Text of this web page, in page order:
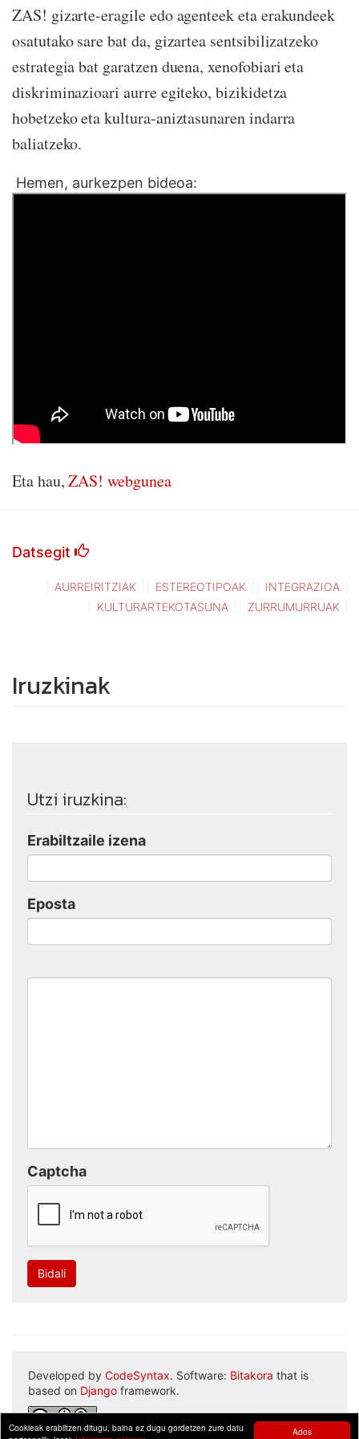
Ados
Cookieak erabiltzen ditugu, baina ez dugu gordetzen zure datu
ZAS! gizarte-eragile edo agenteek eta erakundeek
osatutako sare bat da, gizartea sentsibilizatzeko
estrategia bat garatzen duena, xenofobiari eta
diskriminazioari aurre egiteko, bizikidetza
hobetzeko eta kultura-aniztasunaren indarra
baliatzeko.
Hemen, aurkezpen bideoa:
Eta hau,ZAS! webgunea
Datsegit
AURREIRITZIAK ESTEREOTIPOAK
INTEGRAZIOA
KULTURARTEKOTASUNA
ZURRUMURRUAK
Iruzkinak
Utzi iruzkina:
Erabiltzaile izena
Eposta
Captcha
Bidali
Developed by CodeSyntax. Software: Bitakora that is
based on Django framework.